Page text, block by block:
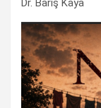
Dr. Barış Kaya